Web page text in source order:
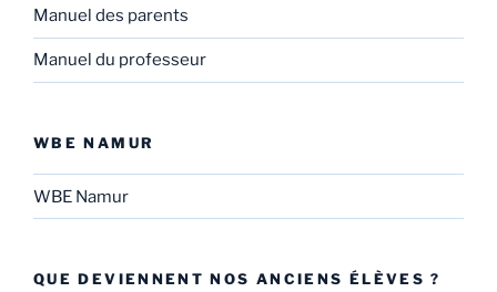
Manuel des parents
Manuel du professeur
WBE NAMUR
WBE Namur
QUE DEVIENNENT NOS ANCIENS ÉLÈVES ?